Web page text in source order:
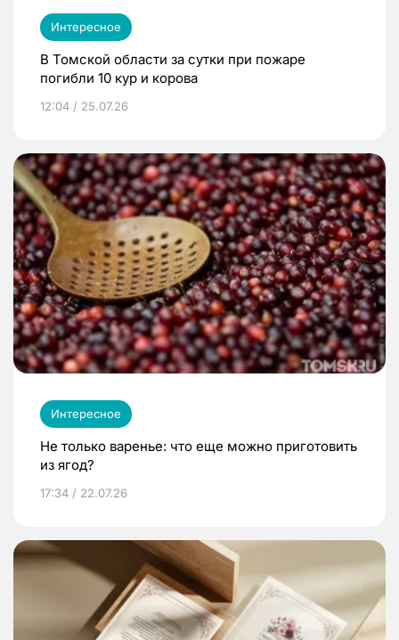
Интересное
В Томской области за сутки при пожаре
погибли 10 кур и корова
12:04 / 25.07.26
Интересное
Не только варенье: что еще можно приготовить
из ягод?
17:34 / 22.07.26